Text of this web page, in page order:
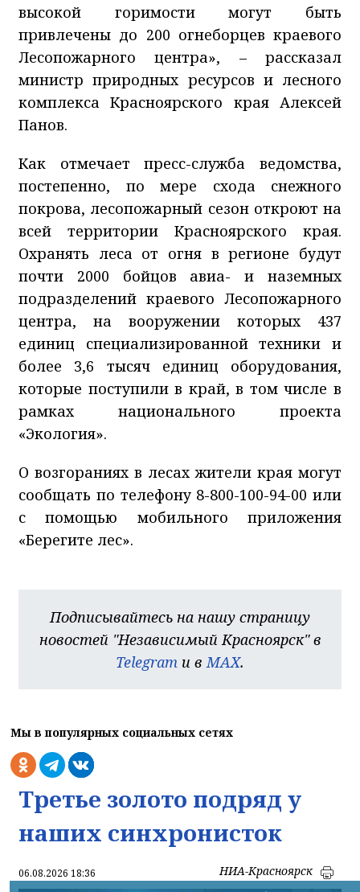
высокой горимости могут быть
привлечены до 200 огнеборцев краевого
Лесопожарного центра», – рассказал
министр природных ресурсов и лесного
комплекса Красноярского края Алексей
Панов.
Как отмечает пресс-служба ведомства,
постепенно, по мере схода снежного
покрова, лесопожарный сезон откроют на
всей территории Красноярского края.
Охранять леса от огня в регионе будут
почти 2000 бойцов авиа- и наземных
подразделений краевого Лесопожарного
центра, на вооружении которых 437
единиц специализированной техники и
более 3,6 тысяч единиц оборудования,
которые поступили в край, в том числе в
рамках национального проекта
«Экология».
О возгораниях в лесах жители края могут
сообщать по телефону 8-800-100-94-00 или
с помощью мобильного приложения
«Берегите лес».
Подписывайтесь на нашу страницу
новостей "Независимый Красноярск" в
Telegram и в MAX.
Мы в популярных социальных сетях
Третье золото подряд у
наших синхронисток
06.08.2026 18:36 НИА-Красноярск